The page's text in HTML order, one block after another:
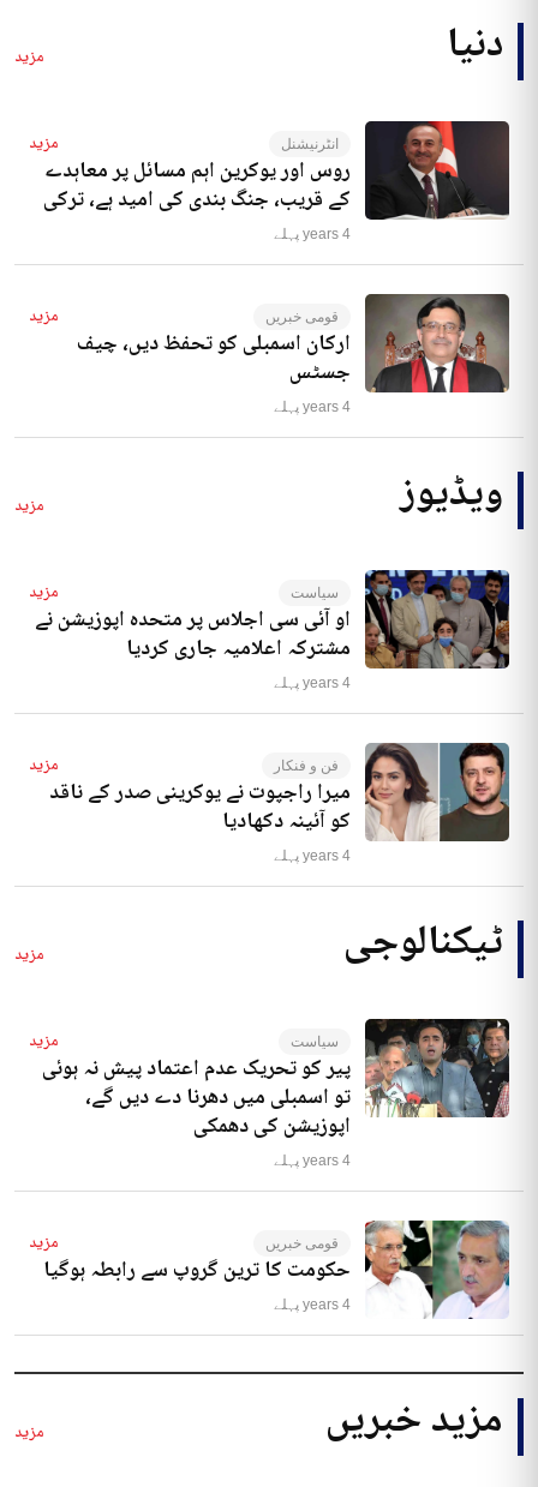
دنیا مزید
انٹرنیشنل مزید
روس اور یوکرین اہم مسائل پر معاہدے
کے قریب، جنگ بندی کی امید ہے، ترکی
4 years پہلے
قومی خبریں مزید
ارکان اسمبلی کو تحفظ دیں، چیف
جسٹس
4 years پہلے
ویڈیوز مزید
سیاست مزید
او آئی سی اجلاس پر متحدہ اپوزیشن نے
مشترکہ اعلامیہ جاری کردیا
4 years پہلے
فن و فنکار مزید
میرا راجپوت نے یوکرینی صدر کے ناقد
کو آئینہ دکھادیا
4 years پہلے
ٹیکنالوجی مزید
سیاست مزید
پیر کو تحریک عدم اعتماد پیش نہ ہوئی
تو اسمبلی میں دھرنا دے دیں گے،
اپوزیشن کی دھمکی
4 years پہلے
قومی خبریں مزید
حکومت کا ترین گروپ سے رابطہ ہوگیا
4 years پہلے
مزید خبریں مزید